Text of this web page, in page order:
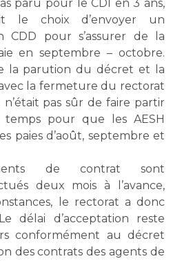
paru pour le CDI en 3 ans,
le choix d’envoyer un
CDD pour s’assurer de la
en septembre – octobre.
la parution du décret et la
la fermeture du rectorat
pas sûr de faire partir
temps pour que les AESH
paies d’août, septembre et
de contrat sont
deux mois à l’avance,
le rectorat a donc
délai d’acceptation reste
conformément au décret
des contrats des agents de